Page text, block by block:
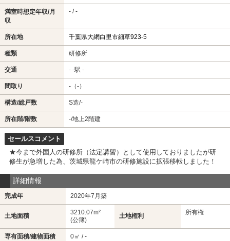
満室時想定年収/月
収
- / -
所在地 千葉県大網白里市細草923-5
種類 研修所
交通 - -駅 -
間取り -（-）
構造/総戸数 S造/-
所在階/階数 -/地上2階建
セールスコメント
★今まで外国人の研修所（法定講習）として使用しておりましたが研
修生が急増した為、茨城県龍ケ崎市の研修施設に拡張移転しました！
詳細情報
完成年 2020年7月築
土地面積
3210.07m²
(公簿)
土地権利 所有権
専有面積/建物面積 0㎡ / -